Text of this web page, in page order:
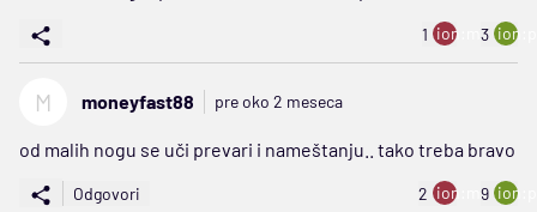
1 ion:minus
3
M moneyfast88 pre oko 2 meseca
od malih nogu se uči prevari i nameštanju.. tako treba bravo
Odgovori 2 ion:minus
9